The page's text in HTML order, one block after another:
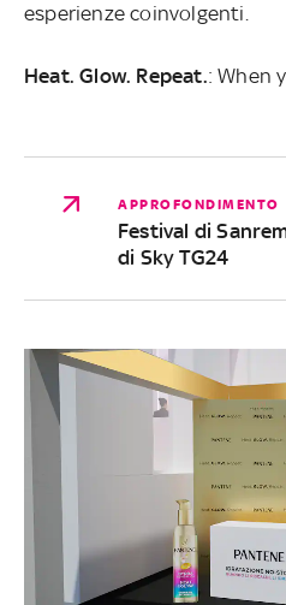
esperienze coinvolgenti.
Heat. Glow. Repeat.: When
APPROFONDIMENTO
Festival di
di Sky TG24